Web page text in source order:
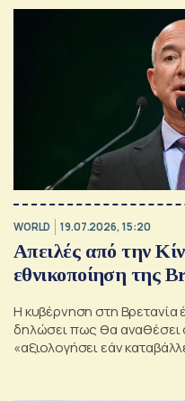
WORLD 19.07.2026, 15:20
Απειλές από την
εθνικοποίηση της
Η κυβέρνηση στη Βρετανία
δηλώσει πως θα αναθέσει
«αξιολογήσει εάν